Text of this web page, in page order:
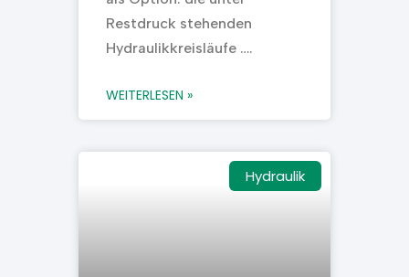
Restdruck stehenden
Hydraulikkreisläufe ….
WEITERLESEN »
Hydraulik